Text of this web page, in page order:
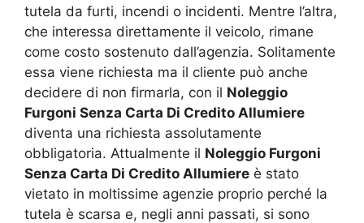
tutela da furti, incendi o incidenti. Mentre l’altra,
che interessa direttamente il veicolo, rimane
come costo sostenuto dall’agenzia. Solitamente
essa viene richiesta ma il cliente può anche
decidere di non firmarla, con il Noleggio
Furgoni Senza Carta Di Credito Allumiere
diventa una richiesta assolutamente
obbligatoria. Attualmente il Noleggio Furgoni
Senza Carta Di Credito Allumiere è stato
vietato in moltissime agenzie proprio perché la
tutela è scarsa e, negli anni passati, si sono